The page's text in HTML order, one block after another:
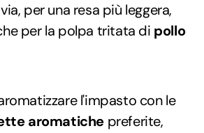
per una resa più leggera,
per la polpa tritata di pollo
l'impasto con le
aromatiche preferite,